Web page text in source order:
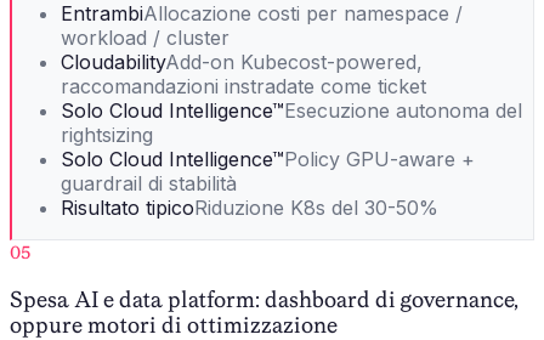
EntrambiAllocazione costi per namespace /
workload / cluster
CloudabilityAdd-on Kubecost-powered,
raccomandazioni instradate come ticket
Solo Cloud Intelligence™Esecuzione autonoma del
rightsizing
Solo Cloud Intelligence™Policy GPU-aware +
guardrail di stabilità
Risultato tipicoRiduzione K8s del 30-50%
05
Spesa AI e data platform: dashboard di governance,
oppure motori di ottimizzazione